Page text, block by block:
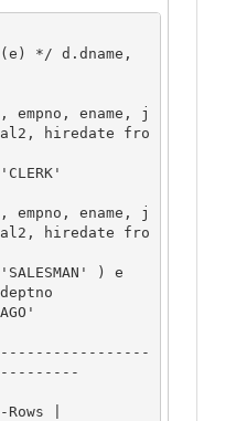
*/ d.dname,
hiredate fro
hiredate fro
|